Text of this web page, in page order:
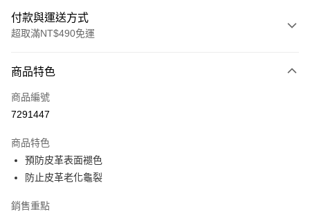
付款與運送方式
超取滿NT$490免運
信用卡一次付款
超商取貨付款
Apple Pay
街口支付
悠遊付
商品特色
商品編號
7291447
商品特色
預防皮革表面褪色
防止皮革老化龜裂
銷售重點